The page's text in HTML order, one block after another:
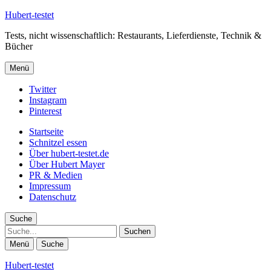
Hubert-testet
Tests, nicht wissenschaftlich: Restaurants, Lieferdienste, Technik &
Bücher
Menü
Twitter
Instagram
Pinterest
Startseite
Schnitzel essen
Über hubert-testet.de
Über Hubert Mayer
PR & Medien
Impressum
Datenschutz
Suche
Suche
Menü Suche
Hubert-testet